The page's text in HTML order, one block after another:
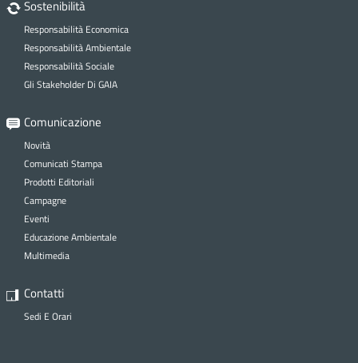
Sostenibilità
Responsabilità Economica
Responsabilità Ambientale
Responsabilità Sociale
Gli Stakeholder Di GAIA
Comunicazione
Novità
Comunicati Stampa
Prodotti Editoriali
Campagne
Eventi
Educazione Ambientale
Multimedia
Contatti
Sedi E Orari